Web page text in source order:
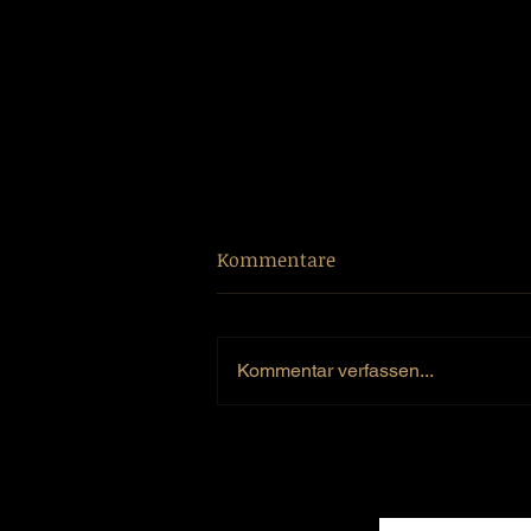
Kommentare
Kommentar verfassen...